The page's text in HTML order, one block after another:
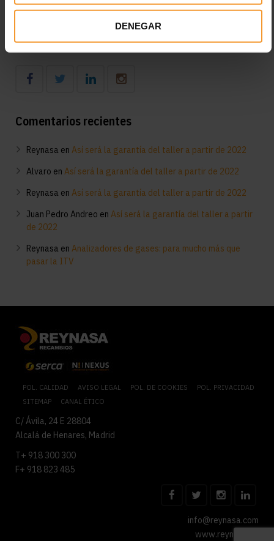
DENEGAR
acondicionado: consejos clave
Síguenos
Comentarios recientes
Reynasa en Así será la garantía del taller a partir de 2022
Alvaro en Así será la garantía del taller a partir de 2022
Reynasa en Así será la garantía del taller a partir de 2022
Juan Pedro Andreo en Así será la garantía del taller a partir
de 2022
Reynasa en Analizadores de gases: para mucho más que
pasar la ITV
POL. CALIDAD AVISO LEGAL POL. DE COOKIES
POL. PRIVACIDAD
SITEMAP
CANAL ÉTICO
C/ Ávila, 24 E 28804
Alcalá de Henares, Madrid
T+ 918 300 300
F+ 918 823 485
info@reynasa.com
www.reynasa.es